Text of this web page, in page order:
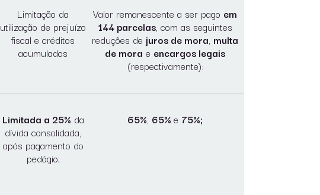
Limitação da
utilização de prejuízo
fiscal e créditos
acumulados
Valor remanescente a ser pago em
144 parcelas, com as seguintes
reduções de juros de mora, multa
de mora e encargos legais
(respectivamente):
Limitada a 25% da
dívida consolidada,
após pagamento do
pedágio;
65%, 65%e 75%;